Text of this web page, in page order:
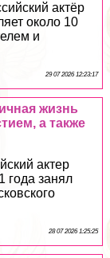
актёр
около 10
и
29 07 2026 12:23:17
жизнь
а также
актер
года занял
28 07 2026 1:25:25